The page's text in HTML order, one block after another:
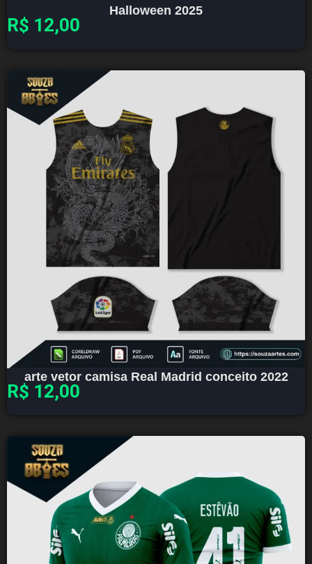
Halloween 2025
R$ 12,00
arte vetor camisa Real Madrid conceito 2022
R$ 12,00